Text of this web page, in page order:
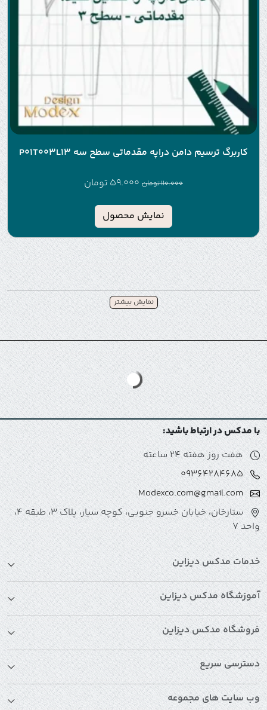
کاربرگ ترسیم دامن دراپه مقدماتی سطح سه P01T003L13
110.000تومان 59.000 تومان
نمایش محصول
نمایش بیشتر
با مدکس در ارتباط باشید:
هفت روز هفته 24 ساعته
09364284685
Modexco.com@gmail.com
ستارخان، خیابان خسرو جنوبی، کوچه سیار، پلاک 3، طبقه 4،
واحد 7
خدمات مدکس دیزاین
آموزشگاه مدکس دیزاین
فروشگاه مدکس دیزاین
دسترسی سریع
وب سایت های مجموعه